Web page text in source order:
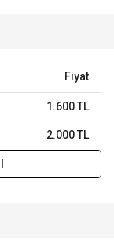
Fiyat
1.600 TL
2.000 TL